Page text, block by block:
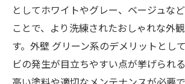
としてホワイトやグレー、ベージュな
ことで、より洗練されたおしゃれな外
す。外壁 グリーン系のデメリットとし
ビの発生が目立ちやすい点が挙げられ